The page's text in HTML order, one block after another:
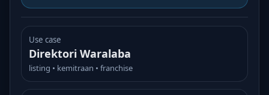
Use case
Direktori Waralaba
listing • kemitraan • franchise